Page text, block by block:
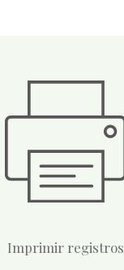
Imprimir registros